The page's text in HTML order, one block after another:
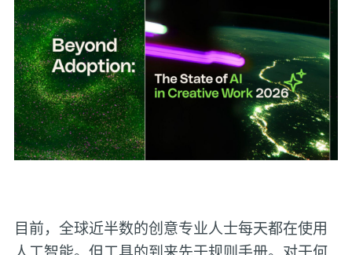
目前，全球近半数的创意专业人士每天都在使用